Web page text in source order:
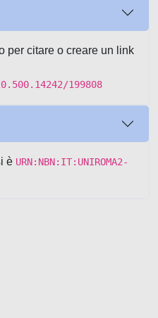
per citare o creare un link
199808
è URN:NBN:IT:UNIROMA2-